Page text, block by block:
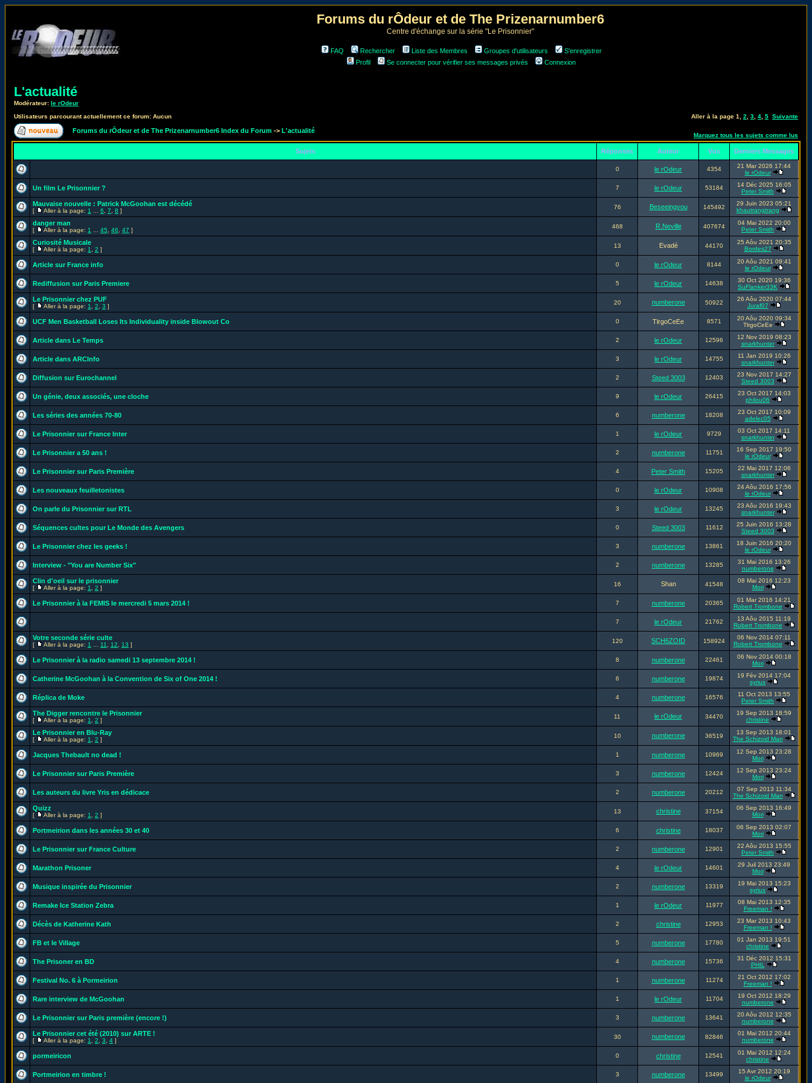
Forums du rÔdeur et de The Prizenarnumber6
Centre d'échange sur la série "Le Prisonnier"
FAQ Rechercher Liste des Membres Groupes d'utilisateurs
S'enregistrer
Profil
Se connecter pour vérifier ses messages privés Connexion
L'actualité
Modérateur: le rOdeur
Utilisateurs parcourant actuellement ce forum: Aucun
Aller à la page 1 2 3 4 5 Suivante
Forums du rÔdeur et de The Prizenarnumber6 Index du Forum -> L'actualité
Marquez tous les sujets comme lus
Sujets Réponses Auteur Vus Derniers Messages
0 le rOdeur 4354
21 Mar 2026 17:44
le rOdeur
Un film Le Prisonnier ? 7 le rOdeur 53184
14 Déc 2025 16:05
Peter Smith
Mauvaise nouvelle : Patrick McGoohan est décédé
[ Aller à la page: 1 6 7 8 ]
76 Beseeingyou 145492
29 Juin 2023 05:21
khautrangtrang
danger man
[ Aller à la page: 1 45 46 47 ]
468 R.Neville 407674
04 Mai 2022 20:00
Peter Smith
Curiosité Musicale
[ Aller à la page: 1 2 ]
13 Evadé 44170
25 Aôu 2021 20:35
Bordes27
Article sur France info 0 le rOdeur 8144
20 Aôu 2021 09:41
le rOdeur
Rediffusion sur Paris Premiere 5 le rOdeur 14638
30 Oct 2020 19:36
SuFlanker33K
Le Prisonnier chez PUF
[ Aller à la page: 1 2 3 ]
20 numberone 50922
26 Aôu 2020 07:44
Juraf07
UCF Men Basketball Loses Its Individuality inside Blowout Co 0 TlrgoCeEe 8571
20 Aôu 2020 09:34
TlrgoCeEe
Article dans Le Temps 2 le rOdeur 12596
12 Nov 2019 08:23
snarkhunter
Article dans ARCInfo 3 le rOdeur 14755
11 Jan 2019 10:26
snarkhunter
Diffusion sur Eurochannel 2 Steed 3003 12403
23 Nov 2017 14:27
Steed 3003
Un génie, deux associés, une cloche 9 le rOdeur 26415
23 Oct 2017 14:03
philou06
Les séries des années 70-80 6 numberone 18208
23 Oct 2017 10:09
adelec05
Le Prisonnier sur France Inter 1 le rOdeur 9729
03 Oct 2017 14:11
snarkhunter
Le Prisonnier a 50 ans ! 2 numberone 11751
16 Sep 2017 19:50
le rOdeur
Le Prisonnier sur Paris Première 4 Peter Smith 15205
22 Mai 2017 12:06
snarkhunter
Les nouveaux feuilletonistes 0 le rOdeur 10908
24 Aôu 2016 17:56
le rOdeur
On parle du Prisonnier sur RTL 3 le rOdeur 13245
23 Aôu 2016 19:43
snarkhunter
Séquences cultes pour Le Monde des Avengers 0 Steed 3003 11612
25 Juin 2016 13:28
Steed 3003
Le Prisonnier chez les geeks ! 3 numberone 13861
18 Juin 2016 20:20
le rOdeur
Interview - "You are Number Six" 2 numberone 13285
31 Mai 2016 13:26
numberone
Clin d'oeil sur le prisonnier
[ Aller à la page: 1 2 ]
16 Shan 41548
08 Mai 2016 12:23
Mori
Le Prisonnier à la FEMIS le mercredi 5 mars 2014 ! 7 numberone 20365
01 Mar 2016 14:21
Robert Trombone
7 le rOdeur 21762
13 Aôu 2015 11:19
Robert Trombone
Votre seconde série culte
[ Aller à la page: 1 11 12 13 ]
120 SCH6ZOID 158924
06 Nov 2014 07:11
Robert Trombone
Le Prisonnier à la radio samedi 13 septembre 2014 ! 8 numberone 22461
06 Nov 2014 00:18
Mori
Catherine McGoohan à la Convention de Six of One 2014 ! 6 numberone 19874
19 Fév 2014 17:04
syrius
Réplica de Moke 4 numberone 16576
11 Oct 2013 13:55
Peter Smith
The Digger rencontre le Prisonnier
[ Aller à la page: 1 2 ]
11 le rOdeur 34470
19 Sep 2013 18:59
christine
Le Prisonnier en Blu-Ray
[ Aller à la page: 1 2 ]
10 numberone 36519
13 Sep 2013 18:01
The Schizoid Man
Jacques Thebault no dead ! 1 numberone 10969
12 Sep 2013 23:28
Mori
Le Prisonnier sur Paris Première 3 numberone 12424
12 Sep 2013 23:24
Mori
Les auteurs du livre Yris en dédicace 2 numberone 20212
07 Sep 2013 11:34
The Schizoid Man
Quizz
[ Aller à la page: 1 2 ]
13 christine 37154
06 Sep 2013 16:49
Mori
Portmeirion dans les années 30 et 40 6 christine 18037
06 Sep 2013 02:07
Mori
Le Prisonnier sur France Culture 2 numberone 12901
22 Aôu 2013 15:55
Peter Smith
Marathon Prisoner 4 le rOdeur 14601
29 Juil 2013 23:49
Mori
Musique inspirée du Prisonnier 2 numberone 13319
19 Mai 2013 15:23
syrius
Remake Ice Station Zebra 1 le rOdeur 11977
08 Mai 2013 12:35
Freeman !
Décès de Katherine Kath 2 christine 12953
23 Mar 2013 10:43
Freeman !
FB et le Village 5 numberone 17780
01 Jan 2013 19:51
christine
The Prisoner en BD 4 numberone 15736
31 Déc 2012 15:31
PHIL
Festival No. 6 à Pormeirion 1 numberone 11274
21 Oct 2012 17:02
Freeman !
Rare interview de McGoohan 1 le rOdeur 11704
19 Oct 2012 18:29
numberone
Le Prisonnier sur Paris première (encore !) 3 numberone 13641
20 Aôu 2012 12:35
numberone
Le Prisonnier cet été (2010) sur ARTE !
[ Aller à la page: 1 2 3 4 ]
30 numberone 82846
01 Mai 2012 20:44
numberone
pormeiricon 0 christine 12541
01 Mai 2012 12:24
christine
Portmeirion en timbre ! 3 numberone 13499
15 Avr 2012 20:19
le rOdeur